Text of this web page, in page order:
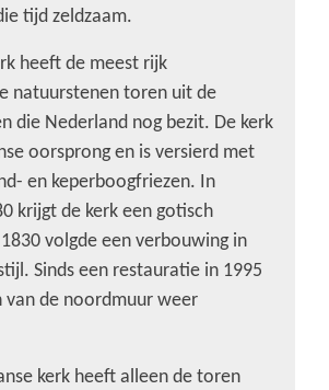
tijd zeldzaam.
heeft de meest rijk
natuurstenen toren uit de
die Nederland nog bezit. De kerk
oorsprong en is versierd met
en keperboogfriezen. In
krijgt de kerk een gotisch
volgde een verbouwing in
Sinds een restauratie in 1995
van de noordmuur weer
kerk heeft alleen de toren